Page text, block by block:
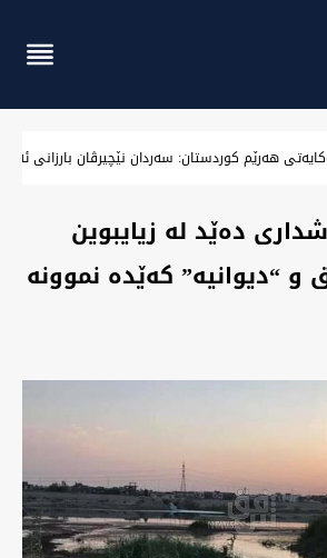
نرخ دۆلار لە بەغداد و جیگیربوینی لە هەولێر وەگەرد
دەێد لە زیایبوین
و “دیوانیە” کەێدە نموونە